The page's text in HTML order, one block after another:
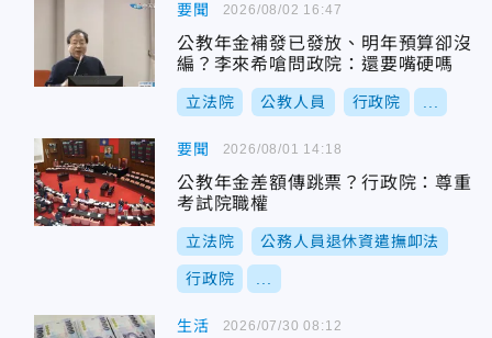
要聞
公教年金補發已發放、明年預算卻沒
編？李來希嗆問政院：還要嘴硬嗎
立法院 公教人員 行政院
2026/08/02 16:47
要聞
公教年金差額傳跳票？行政院：尊重
考試院職權
立法院 公務人員退休資遣撫卹法
行政院
2026/08/01 14:18
生活 2026/07/30 08:12